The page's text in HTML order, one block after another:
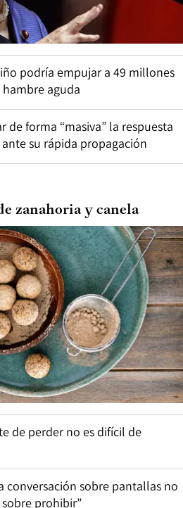
podría empujar a 49 millones
aguda
de forma “masiva” la respuesta
su rápida propagación
zanahoria y canela
de perder no es difícil de
conversación sobre pantallas no
prohibir”